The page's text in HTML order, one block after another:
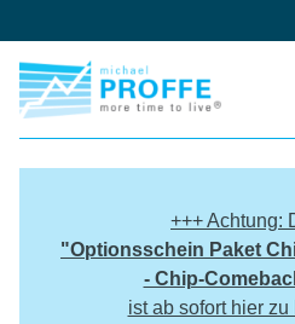
+++ Achtung:
"Optionsschein Paket
- Chip-
ist ab sofort hier